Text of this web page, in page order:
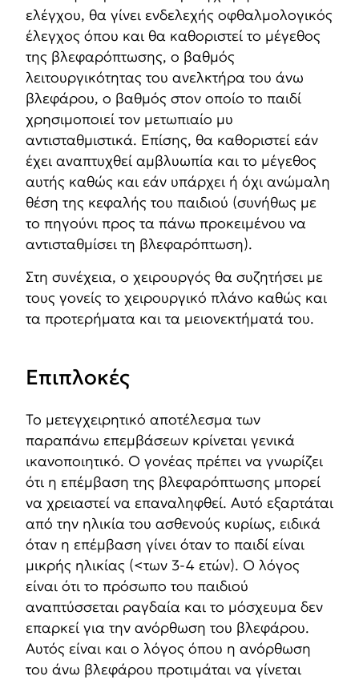
ελέγχου, θα γίνει ενδελεχής οφθαλμολογικός
έλεγχος όπου και θα καθοριστεί το μέγεθος
της βλεφαρόπτωσης, ο βαθμός
λειτουργικότητας του ανελκτήρα του άνω
βλεφάρου, ο βαθμός στον οποίο το παιδί
χρησιμοποιεί τον μετωπιαίο μυ
αντισταθμιστικά. Επίσης, θα καθοριστεί εάν
έχει αναπτυχθεί αμβλυωπία και το μέγεθος
αυτής καθώς και εάν υπάρχει ή όχι ανώμαλη
θέση της κεφαλής του παιδιού (συνήθως με
το πηγούνι προς τα πάνω προκειμένου να
αντισταθμίσει τη βλεφαρόπτωση).
Στη συνέχεια, ο χειρουργός θα συζητήσει με
τους γονείς το χειρουργικό πλάνο καθώς και
τα προτερήματα και τα μειονεκτήματά του.
Επιπλοκές
Το μετεγχειρητικό αποτέλεσμα των
παραπάνω επεμβάσεων κρίνεται γενικά
ικανοποιητικό. Ο γονέας πρέπει να γνωρίζει
ότι η επέμβαση της βλεφαρόπτωσης μπορεί
να χρειαστεί να επαναληφθεί. Αυτό εξαρτάται
από την ηλικία του ασθενούς κυρίως, ειδικά
όταν η επέμβαση γίνει όταν το παιδί είναι
μικρής ηλικίας (<των 3-4 ετών). Ο λόγος
είναι ότι το πρόσωπο του παιδιού
αναπτύσσεται ραγδαία και το μόσχευμα δεν
επαρκεί για την ανόρθωση του βλεφάρου.
Αυτός είναι και ο λόγος όπου η ανόρθωση
του άνω βλεφάρου προτιμάται να γίνεται